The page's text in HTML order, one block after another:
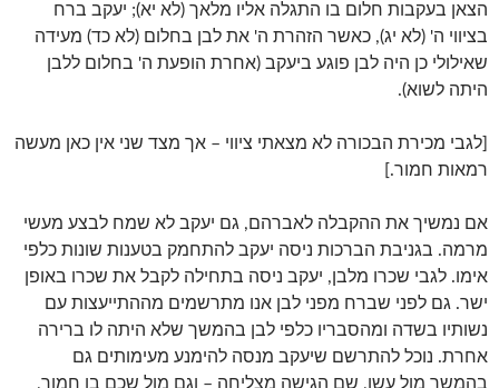
הצאן בעקבות חלום בו התגלה אליו מלאך (לא יא); יעקב ברח
בציווי ה' (לא יג), כאשר הזהרת ה' את לבן בחלום (לא כד) מעידה
שאילולי כן היה לבן פוגע ביעקב (אחרת הופעת ה' בחלום ללבן
היתה לשוא).
[לגבי מכירת הבכורה לא מצאתי ציווי – אך מצד שני אין כאן מעשה
רמאות חמור.]
אם נמשיך את ההקבלה לאברהם, גם יעקב לא שמח לבצע מעשי
מרמה. בגניבת הברכות ניסה יעקב להתחמק בטענות שונות כלפי
אימו. לגבי שכרו מלבן, יעקב ניסה בתחילה לקבל את שכרו באופן
ישר. גם לפני שברח מפני לבן אנו מתרשמים מההתייעצות עם
נשותיו בשדה ומהסבריו כלפי לבן בהמשך שלא היתה לו ברירה
אחרת. נוכל להתרשם שיעקב מנסה להימנע מעימותים גם
בהמשך מול עשו, שם הגישה מצליחה – וגם מול שכם בן חמור,